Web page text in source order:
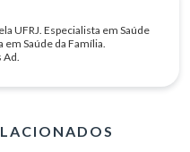
UFRJ. Especialista em Saúde
Saúde da Família.
Ad.